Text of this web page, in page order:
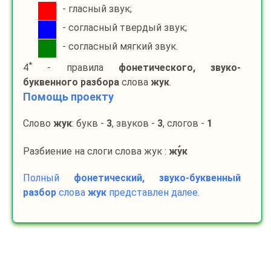
- гласный звук;
- согласный твердый звук;
- согласный мягкий звук.
4* - правила фонетического, звуко-
буквенного разбора слова жук.
Помощь проекту
Слово жук: букв - 3, звуков - 3, слогов - 1
Разбиение на слоги слова жук : жук
Полный фонетический, звуко-буквенный
разбор слова жук представлен далее.